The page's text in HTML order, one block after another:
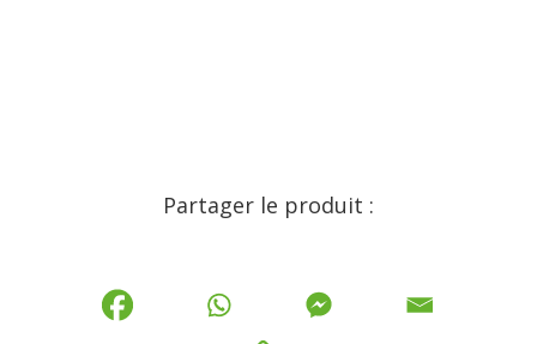
Partager le produit :